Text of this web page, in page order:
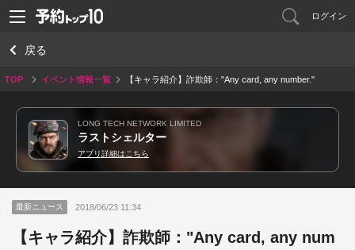
ログイン
戻る
TOP イベント情報一覧 【キャラ紹介】詐欺師："Any card, any number."
LONG TECH NETWORK LIMITED
ラストシェルター
アプリ詳細はこちら
最新ニュース 2018/06/23 11:34
【キャラ紹介】詐欺師："Any card, any num